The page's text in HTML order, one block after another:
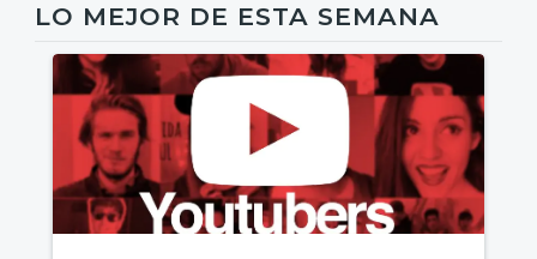
LO MEJOR DE ESTA SEMANA